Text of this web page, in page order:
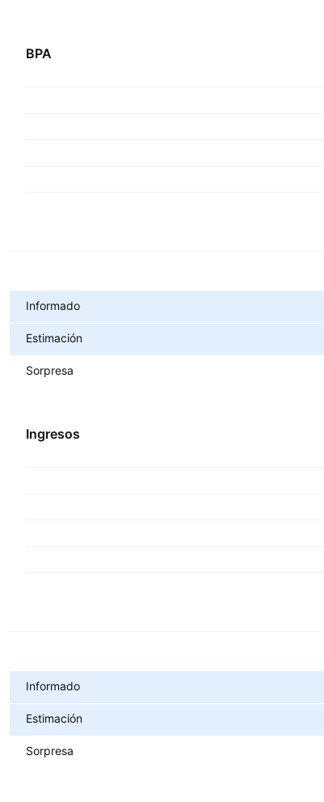
BPA
Informado
Estimación
Sorpresa
Ingresos
Informado
Estimación
Sorpresa